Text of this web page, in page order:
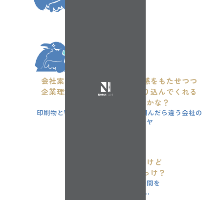
会社案内やWebサイトに統一感をもたせつつ
企業理念をうまくまとめて盛り込んでくれる
いいデザイン会社ないかな？
印刷物とWebサイトを別の会社に頼んだら違う会社の
ものに見えるのもイヤ
そろそろ発注したいけど
最新データはどこだっけ？
データ探しに無駄な時間を
費やしてしまった...